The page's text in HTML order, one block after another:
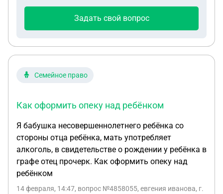
Задать свой вопрос
Семейное право
Как оформить опеку над ребёнком
Я бабушка несовершеннолетнего ребёнка со
стороны отца ребёнка, мать употребляет
алкоголь, в свидетельстве о рождении у ребёнка в
графе отец прочерк. Как оформить опеку над
ребёнком
14 февраля, 14:47, вопрос №4858055, евгения иванова, г.